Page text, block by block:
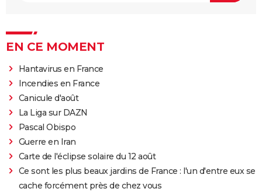
EN CE MOMENT
Hantavirus en France
Incendies en France
Canicule d'août
La Liga sur DAZN
Pascal Obispo
Guerre en Iran
Carte de l'éclipse solaire du 12 août
Ce sont les plus beaux jardins de France : l'un d'entre eux se
cache forcément près de chez vous